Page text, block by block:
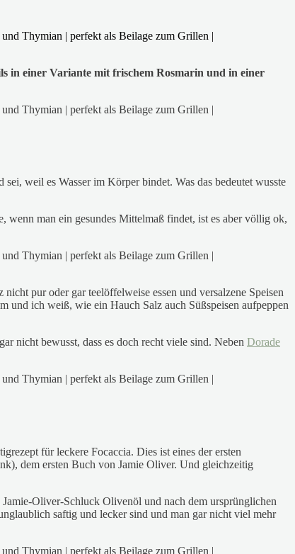
in einer Variante mit frischem Rosmarin und in einer
weil es Wasser im Körper bindet. Was das bedeutet wusste
wenn man ein gesundes Mittelmaß findet, ist es aber völlig ok,
pur oder gar teelöffelweise essen und versalzene Speisen
und ich weiß, wie ein Hauch Salz auch Süßspeisen aufpeppen
nicht bewusst, dass es doch recht viele sind. Neben Dorade
für leckere Focaccia. Dies ist eines der ersten
dem ersten Buch von Jamie Oliver. Und gleichzeitig
Oliver-Schluck Olivenöl und nach dem ursprünglichen
saftig und lecker sind und man gar nicht viel mehr